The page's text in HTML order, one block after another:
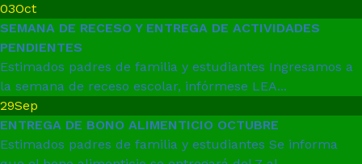
03Oct
SEMANA DE RECESO Y ENTREGA DE ACTIVIDADES
PENDIENTES
Estimados padres de familia y estudiantes Ingresamos a
la semana de receso escolar, infórmese LEA...
29Sep
ENTREGA DE BONO ALIMENTICIO OCTUBRE
Estimados padres de familia y estudiantes Se informa